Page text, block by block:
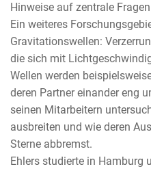
Hinweise auf zentrale
Ein weiteres
Gravitationswellen:
die sich mit
Wellen werden
deren Partner einander eng
seinen Mitarbeitern
ausbreiten und wie deren
Sterne abbremst.
Ehlers studierte in Hamburg